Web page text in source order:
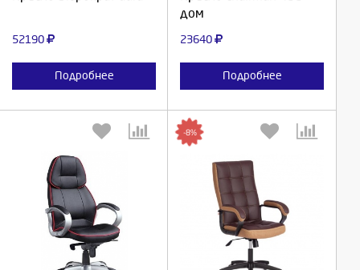
52190
Подробнее
дом
23640
Подробнее
Выберите количество:
-8%
Выберите количество: